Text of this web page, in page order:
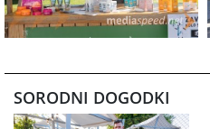
SORODNI DOGODKI